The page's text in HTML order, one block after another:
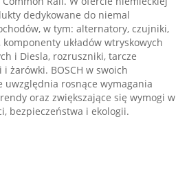
dedykowane do niemal
w tym: alternatory, czujniki,
układów wtryskowych
i Diesla, rozruszniki, tarcze
żarówki. BOSCH w swoich
uwzględnia rosnące wymagania
oraz zwiększające się wymogi w
bezpieczeństwa i ekologii.